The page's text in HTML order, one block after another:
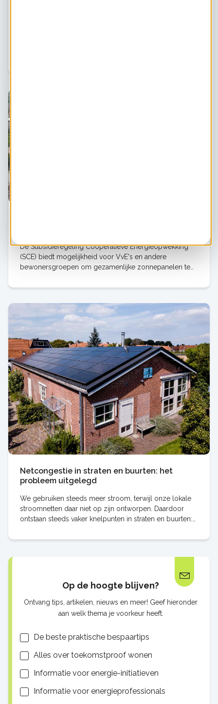
De Subsidieregeling Coöperatieve Energieopwekking
(SCE) biedt mogelijkheid voor VvE's en andere
bewonersgroepen om gezamenlijke zonnepanelen te
Netcongestie in straten en buurten: het
probleem uitgelegd
We gebruiken steeds meer stroom, terwijl onze lokale
stroomnetten daar niet op zijn ontworpen. Daardoor
ontstaan steeds vaker knelpunten in straten en buurten:
Op de hoogte blijven?
Ontvang tips, artikelen, nieuws en meer! Geef hieronder
aan welk thema je voorkeur heeft.
LijstenDe beste praktische bespaartips
Alles over toekomstproof wonen
Informatie voor energie-initiatieven
Informatie voor energieprofessionals